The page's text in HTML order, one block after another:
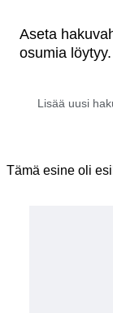
Aseta
osumia löytyy.
Tämä esine oli